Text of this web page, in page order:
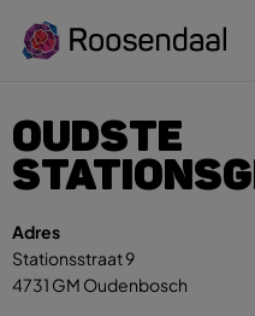
Zoeksuggesties
UITagenda
OUDSTE
Adres
Stationsstraat 9
4731 GM Oudenbosch